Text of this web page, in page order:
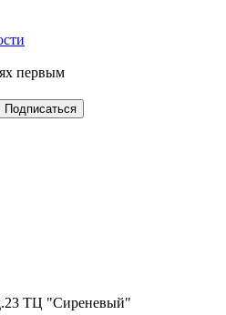
первым
ТЦ "Сиреневый"